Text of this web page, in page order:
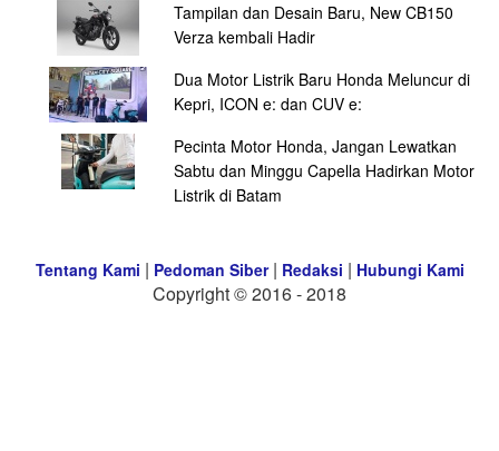
Tampilan dan Desain Baru, New CB150
Verza kembali Hadir
Dua Motor Listrik Baru Honda Meluncur di
Kepri, ICON e: dan CUV e:
Pecinta Motor Honda, Jangan Lewatkan
Sabtu dan Minggu Capella Hadirkan Motor
Listrik di Batam
Tentang Kami | Pedoman Siber| Redaksi | Hubungi Kami
Copyright © 2016 - 2018